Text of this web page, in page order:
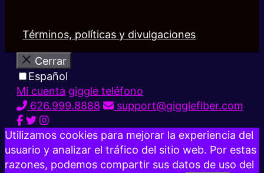
Términos, políticas y divulgaciones
Cerrar
Español
Mi cuenta giggle teléfono
626.999.8888
support@gigglefiber.com
Utilizamos cookies para mejorar la experiencia del
usuario y analizar el tráfico del sitio web. Por estas
razones, podemos compartir sus datos de uso del